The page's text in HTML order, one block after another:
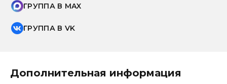
ГРУППА В MAX
ГРУППА В VK
Дополнительная информация